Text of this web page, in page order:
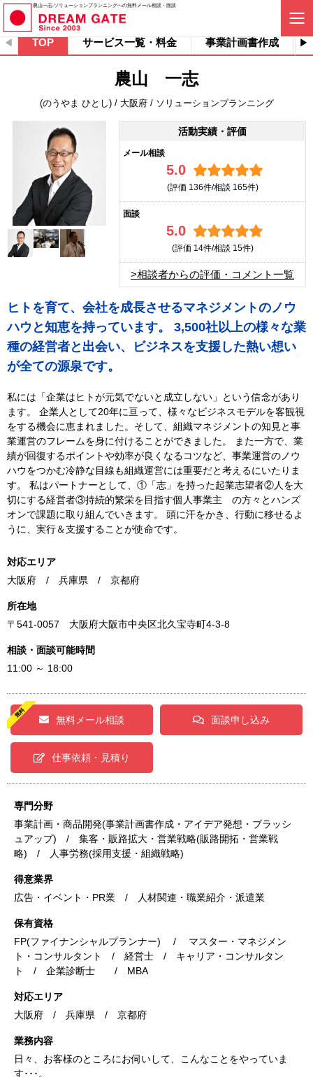
農山一志-ソリューションプランニングへの無料メール相談・面談
TOP サービス一覧・料金 事業計画書作成
農山 一志
(のうやま ひとし) / 大阪府 / ソリューションプランニング
活動実績・評価
メール相談
5.0
(評価 136件/相談 165件)
面談
5.0
(評価 14件/相談 15件)
>相談者からの評価・コメント一覧
ヒトを育て、会社を成長させるマネジメントのノウ
ハウと知恵を持っています。 3,500社以上の様々な業
種の経営者と出会い、ビジネスを支援した熱い想い
が全ての源泉です。
私には「企業はヒトが元気でないと成立しない」という信念があり
ます。 企業人として20年に亘って、様々なビジネスモデルを客観視
をする機会に恵まれました。そして、組織マネジメントの知見と事
業運営のフレームを身に付けることができました。 また一方で、業
績が回復するポイントや効率が良くなるコツなど、事業運営のノウ
ハウをつかむ冷静な目線も組織運営には重要だと考えるにいたりま
す。 私はパートナーとして、①「志」を持った起業志望者②人を大
切にする経営者③持続的繁栄を目指す個人事業主 の方々とハンズ
オンで課題に取り組んでいきます。 頭に汗をかき、行動に移せるよ
うに、実行＆支援することが使命です。
対応エリア
大阪府 / 兵庫県 / 京都府
所在地
〒541-0057 大阪府大阪市中央区北久宝寺町4-3-8
相談・面談可能時間
11:00 ～ 18:00
無料メール相談 面談申し込み
仕事依頼・見積り
専門分野
事業計画・商品開発(事業計画書作成・アイデア発想・ブラッシ
ュアップ) / 集客・販路拡大・営業戦略(販路開拓・営業戦
略) / 人事労務(採用支援・組織戦略)
得意業界
広告・イベント・PR業 / 人材関連・職業紹介・派遣業
保有資格
FP(ファイナンシャルプランナー) / マスター・マネジメン
ト・コンサルタント / 経営士 / キャリア・コンサルタン
ト / 企業診断士 / MBA
対応エリア
大阪府 / 兵庫県 / 京都府
業務内容
日々、お客様のところにお伺いして、こんなことをやっていま
す･･･。